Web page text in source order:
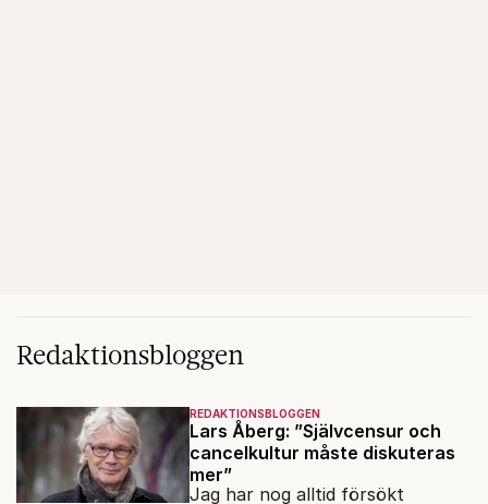
Redaktionsbloggen
REDAKTIONSBLOGGEN
Lars Åberg: ”Självcensur och
cancelkultur måste diskuteras
mer”
Jag har nog alltid försökt